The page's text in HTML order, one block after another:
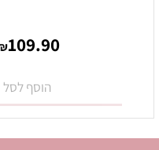
₪109.90